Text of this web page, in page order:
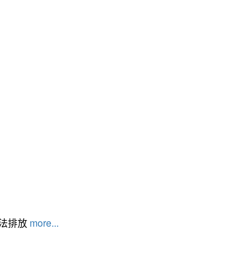
排放 more...